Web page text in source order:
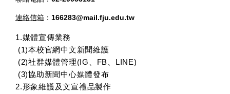
連絡信箱 ：166283@mail.fju.edu.tw
1.媒體宣傳業務
(1)本校官網中文新聞維護
(2)社群媒體管理(IG、FB、LINE)
(3)協助新聞中心媒體發布
2.形象維護及文宣禮品製作